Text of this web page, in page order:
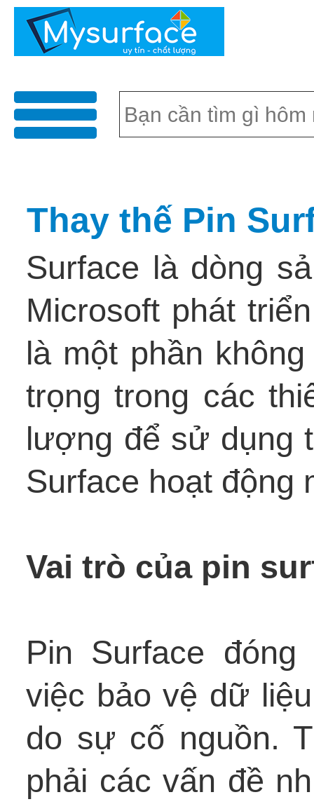
menu
Thay thế Pin
Surface là dòng
Microsoft phát
là một phần
trọng trong các
lượng để sử dụng
Surface hoạt động
Vai trò của pin
Pin Surface
việc bảo vệ dữ
do sự cố nguồn.
phải các vấn đề